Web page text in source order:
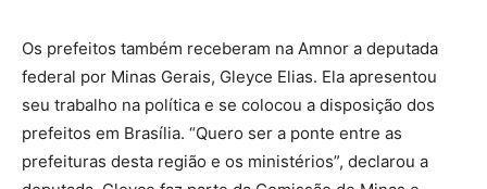
Os prefeitos também receberam na Amnor a deputada
federal por Minas Gerais, Gleyce Elias. Ela apresentou
seu trabalho na política e se colocou a disposição dos
prefeitos em Brasília. “Quero ser a ponte entre as
prefeituras desta região e os ministérios”, declarou a